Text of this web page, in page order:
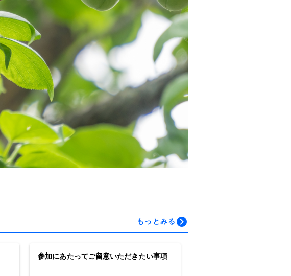
もっとみる
参加にあたってご留意いただきたい事項